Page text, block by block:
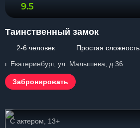
9.5
Таинственный замок
2-6 человек
Простая сложность
г. Екатеринбург, ул. Малышева, д.36
Забронировать
С актером, 13+